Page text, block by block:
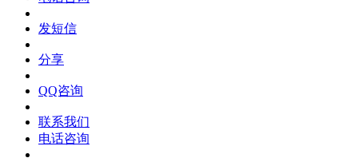
发短信
分享
QQ咨询
联系我们
电话咨询